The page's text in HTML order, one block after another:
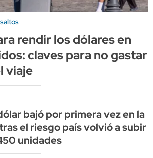
rendir los dólares en
claves para no gastar
viaje
bajó por primera vez en la
el riesgo país volvió a subir
unidades